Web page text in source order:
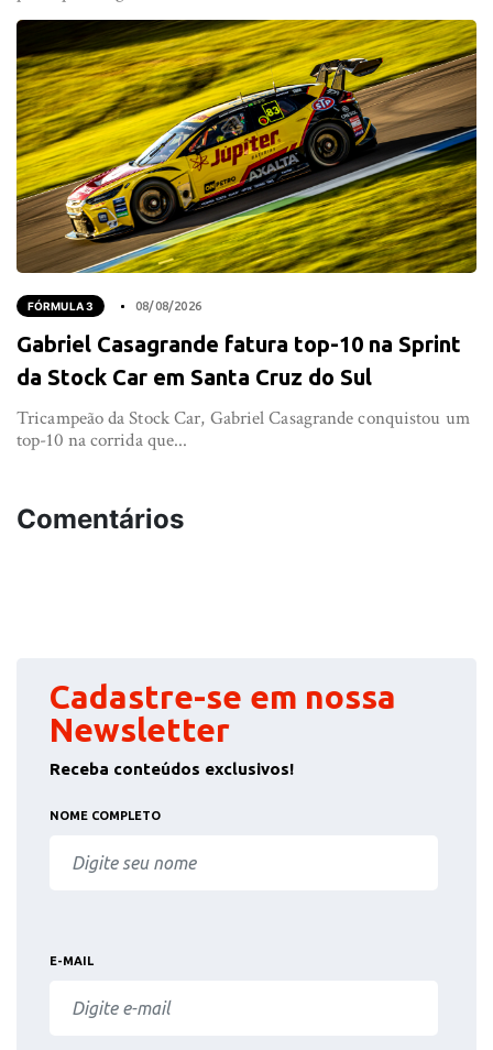
FÓRMULA 3 08/08/2026
Gabriel Casagrande fatura top-10 na Sprint
da Stock Car em Santa Cruz do Sul
Tricampeão da Stock Car, Gabriel Casagrande conquistou um
top-10 na corrida que...
Comentários
Cadastre-se em nossa
Newsletter
Receba conteúdos exclusivos!
NOME COMPLETO
E-MAIL